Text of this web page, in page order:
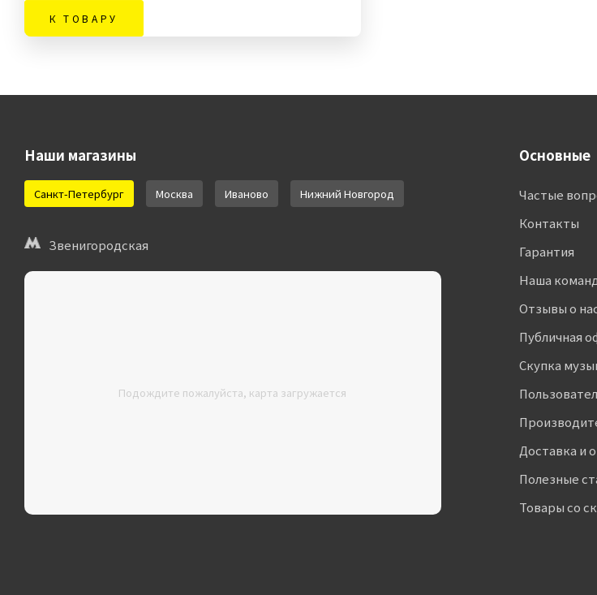
К ТОВАРУ
Наши магазины
Санкт-Петербург Москва Иваново Нижний Новгород
Звенигородская
Подождите пожалуйста, карта загружается
Основные
Частые
Контакты
Гарантия
Наша
Отзывы о
Публичная
Скупка
Доставка и
Полезные
Товары со